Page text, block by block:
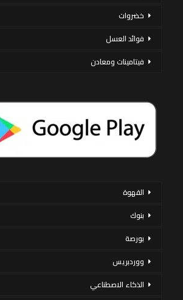
خضروات
فوائد العسل
فيتامينات ومعادن
القهوة
بنوك
بورصة
ووردبريس
الذكاء الاصطناعي